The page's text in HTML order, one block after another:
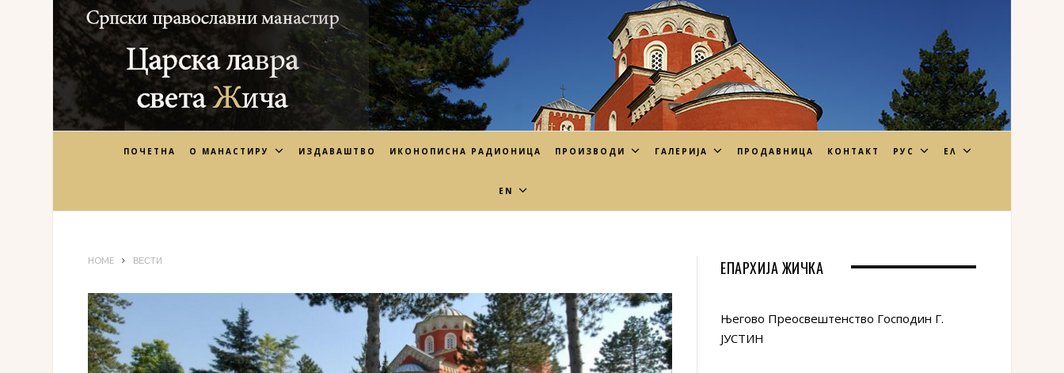
ПОЧЕТНА О МАНАСТИРУ ИЗДАВАШТВО ИКОНОПИСНА РАДИОНИЦА ПРОИЗВОДИ ГАЛЕРИЈА ПРОДАВНИЦА КОНТАКТ РУС ΕΛ
EN
HOME ВЕСТИ ЕПАРХИЈА ЖИЧКА
Његово Преосвештенство Господин Г.
ЈУСТИН